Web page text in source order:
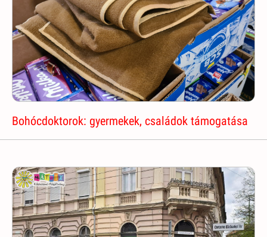
Bohócdoktorok: gyermekek, családok támogatása